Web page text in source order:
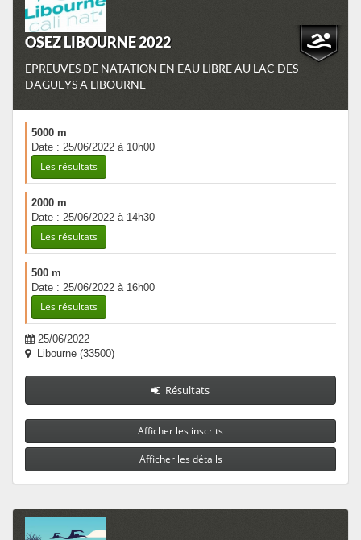
OSEZ LIBOURNE 2022
EPREUVES DE NATATION EN EAU LIBRE AU LAC DES
DAGUEYS A LIBOURNE
5000 m
Date : 25/06/2022 à 10h00
Les résultats
2000 m
Date : 25/06/2022 à 14h30
Les résultats
500 m
Date : 25/06/2022 à 16h00
Les résultats
25/06/2022
Libourne (33500)
Résultats
Afficher les inscrits
Afficher les détails